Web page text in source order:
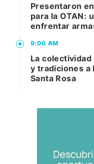
Presentaron
para la OTAN:
enfrentar
9:00 AM
La
y tradiciones a
Santa Rosa